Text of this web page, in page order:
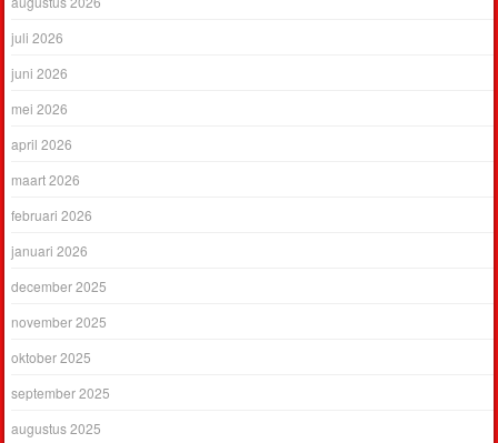
juli 2026
juni 2026
mei 2026
april 2026
maart 2026
februari 2026
januari 2026
december 2025
november 2025
oktober 2025
september 2025
augustus 2025